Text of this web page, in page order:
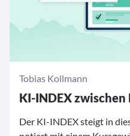
Tobias Kollmann
KI-INDEX
Der KI-INDEX steigt in